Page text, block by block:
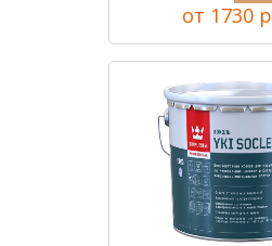
от 1730